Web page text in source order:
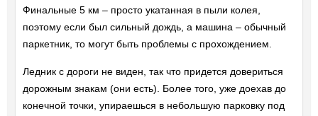
Финальные 5 км – просто укатанная в пыли колея,
поэтому если был сильный дождь, а машина – обычный
паркетник, то могут быть проблемы с прохождением.
Ледник с дороги не виден, так что придется довериться
дорожным знакам (они есть). Более того, уже доехав до
конечной точки, упираешься в небольшую парковку под